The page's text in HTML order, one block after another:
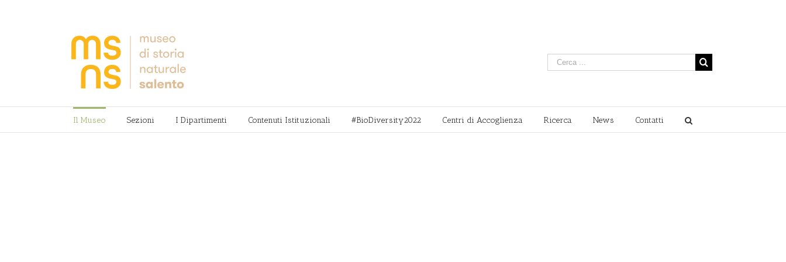
Il Museo Sezioni I Dipartimenti Contenuti Istituzionali #BioDiversity2022 Centri di Accoglienza Ricerca News Contatti